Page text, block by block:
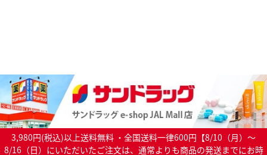
3,980円(税込)以上送料無料 ・全国送料一律600円【8/10（月）～
8/16（日）にいただいたご注文は、通常よりも商品の発送までにお時